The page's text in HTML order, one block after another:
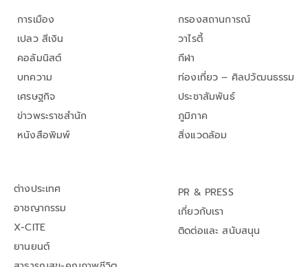
การเมือง
เปลว สีเงิน
คอลัมนิสต์
บทความ
เศรษฐกิจ
ข่าวพระราชสำนัก
หนังสือพิมพ์
กรองสถานการณ์
วาไรตี้
กีฬา
ท่องเที่ยว – ศิลปวัฒนธรรม
ประชาสัมพันธ์
ภูมิภาค
สิ่งแวดล้อม
ต่างประเทศ
อาชญากรรม
X-CITE
ยานยนต์
PR & PRESS
เกี่ยวกับเรา
ติดต่อและ สนับสนุน